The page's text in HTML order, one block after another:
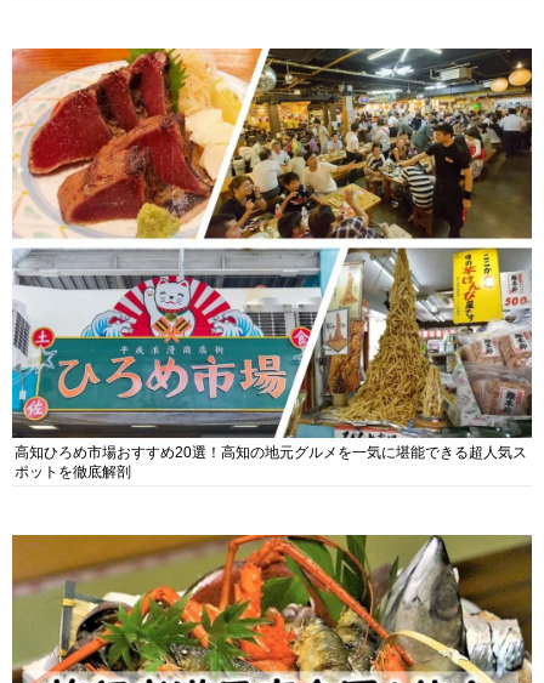
高知ひろめ市場おすすめ20選！高知の地元グルメを一気に堪能できる超人気ス
ポットを徹底解剖